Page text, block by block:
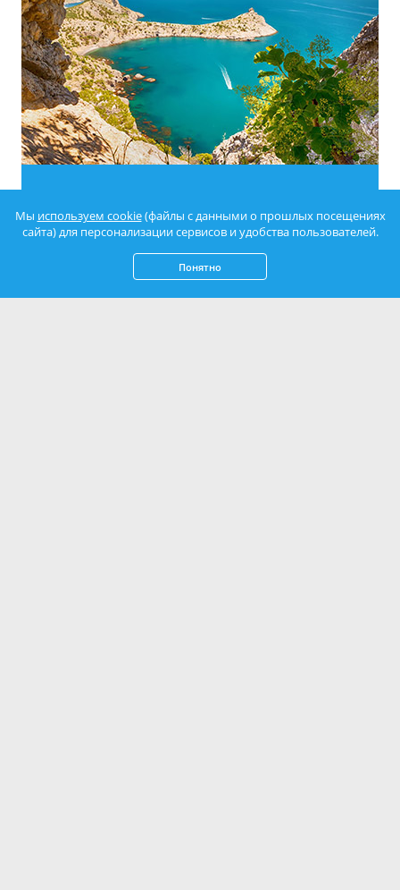
Мы используем cookie(файлы с данными о прошлых посещениях
сайта) для персонализации сервисов и удобства пользователей.
Понятно